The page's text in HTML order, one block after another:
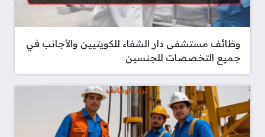
وظائف مستشفى دار الشفاء للكويتيين والأجانب في
جميع التخصصات للجنسين